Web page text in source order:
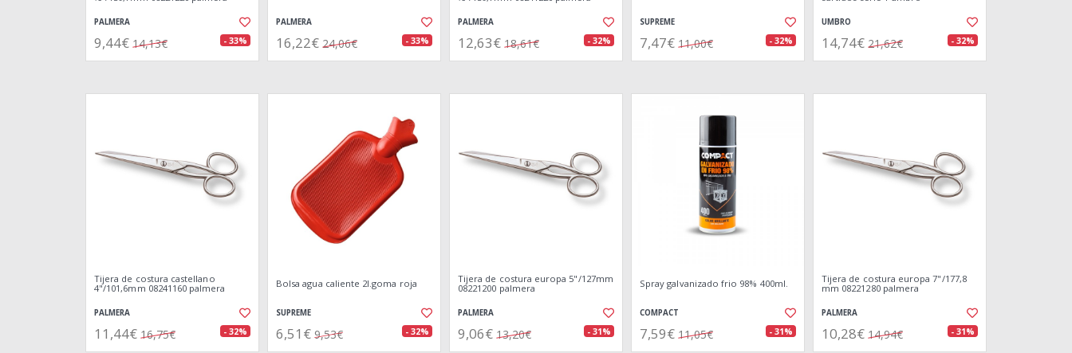
PALMERA
9,44€ 14,13€ - 33%
PALMERA
16,22€ 24,06€ - 33%
PALMERA
12,63€ 18,61€ - 32%
SUPREME
7,47€ 11,00€ - 32%
UMBRO
14,74€ 21,62€ - 32%
Tijera de costura castellano
4"/101,6mm 08241160 palmera
PALMERA
11,44€ 16,75€ - 32%
Bolsa agua caliente 2l.goma roja
SUPREME
6,51€ 9,53€ - 32%
Tijera de costura europa 5"/127mm
08221200 palmera
PALMERA
9,06€ 13,20€ - 31%
Spray galvanizado frio 98% 400ml.
COMPACT
7,59€ 11,05€ - 31%
Tijera de costura europa 7"/177,8
mm 08221280 palmera
PALMERA
10,28€ 14,94€ - 31%